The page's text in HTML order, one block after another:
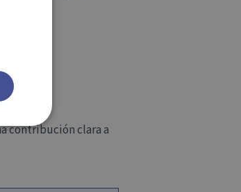
contribución clara a